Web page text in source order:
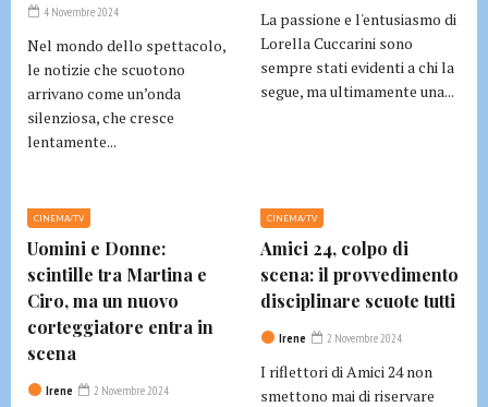
4 Novembre 2024
Nel mondo dello spettacolo,
le notizie che scuotono
arrivano come un’onda
silenziosa, che cresce
lentamente...
La passione e l'entusiasmo di
Lorella Cuccarini sono
sempre stati evidenti a chi la
segue, ma ultimamente una...
CINEMA/TV
Uomini e Donne:
scintille tra Martina e
Ciro, ma un nuovo
corteggiatore entra in
scena
Irene 2 Novembre 2024
CINEMA/TV
Amici 24, colpo di
scena: il provvedimento
disciplinare scuote tutti
Irene 2 Novembre 2024
I riflettori di Amici 24 non
smettono mai di riservare